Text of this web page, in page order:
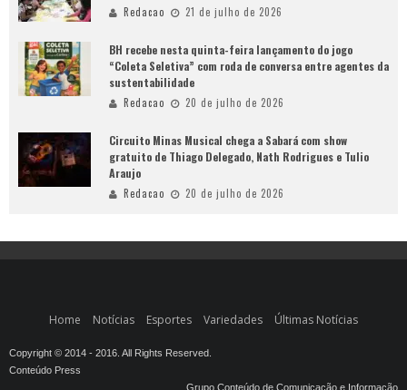
Redacao 21 de julho de 2026
BH recebe nesta quinta-feira lançamento do jogo
“Coleta Seletiva” com roda de conversa entre agentes da
sustentabilidade
Redacao 20 de julho de 2026
Circuito Minas Musical chega a Sabará com show
gratuito de Thiago Delegado, Nath Rodrigues e Tulio
Araujo
Redacao 20 de julho de 2026
Home Notícias Esportes Variedades Últimas Notícias
Copyright © 2014 - 2016. All Rights Reserved.
Conteúdo Press
Grupo Conteúdo de Comunicação e Informação